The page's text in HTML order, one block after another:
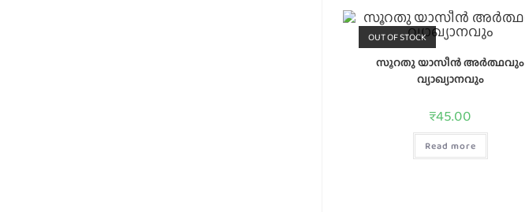
OUT OF STOCK
സൂറതു യാസീന്‍ അര്‍ത്ഥവും
വ്യാഖ്യാനവും
₹45.00
Read more